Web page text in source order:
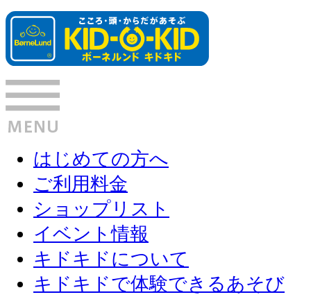
はじめての方へ
ご利用料金
ショップリスト
イベント情報
キドキドについて
キドキドで体験できるあそび